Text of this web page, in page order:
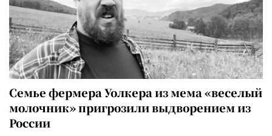
Семье фермера Уолкера из мема «веселый
молочник» пригрозили выдворением из
России